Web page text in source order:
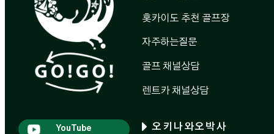
홋카이도 추천 골프장
자주하는질문
골프 채널상담
렌트카 채널상담
오키나와오박사
YouTube